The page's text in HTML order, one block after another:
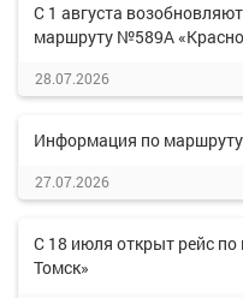
С 1 августа
маршруту №589А
28.07.2026
Информация по
27.07.2026
С 18 июля открыт рейс
Томск»